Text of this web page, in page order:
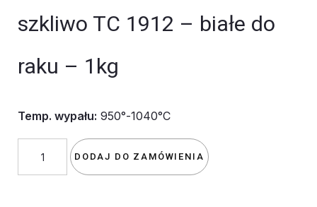
szkliwo TC 1912 – białe do
raku – 1kg
Temp. wypału: 950°-1040°C
szkliwo
DODAJ DO ZAMÓWIENIA